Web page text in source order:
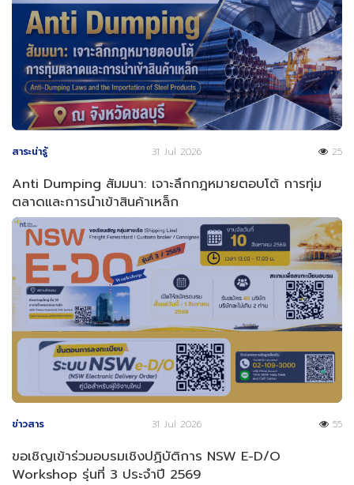
สาระน่ารู้ 31 Jul 2026 25
Anti Dumping สัมมนา: เจาะลึกกฎหมายตอบโต้ การทุ่ม
ตลาดและการนำเข้าสินค้าเหล็ก
ข่าวสาร 31 Jul 2026 55
ขอเชิญเข้าร่วมอบรมเชิงปฏิบัติการ NSW E-D/O
Workshop รุ่นที่ 3 ประจำปี 2569